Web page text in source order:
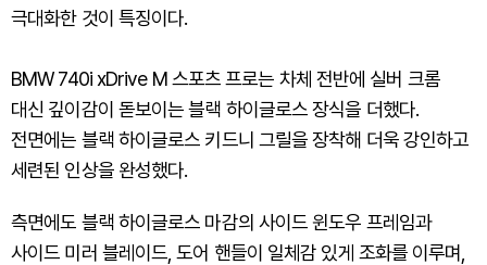
극대화한 것이 특징이다.
BMW 740i xDrive M 스포츠 프로는 차체 전반에 실버 크롬
대신 깊이감이 돋보이는 블랙 하이글로스 장식을 더했다.
전면에는 블랙 하이글로스 키드니 그릴을 장착해 더욱 강인하고
세련된 인상을 완성했다.
측면에도 블랙 하이글로스 마감의 사이드 윈도우 프레임과
사이드 미러 블레이드, 도어 핸들이 일체감 있게 조화를 이루며,